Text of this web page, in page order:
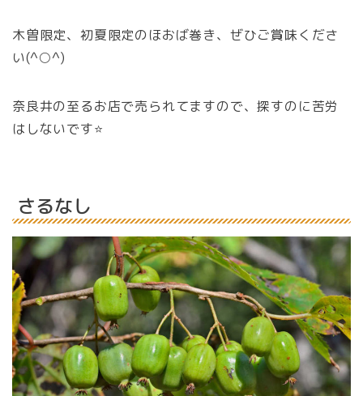
木曽限定、初夏限定のほおば巻き、ぜひご賞味くださ
い(^○^)
奈良井の至るお店で売られてますので、探すのに苦労
はしないです⭐️
さるなし